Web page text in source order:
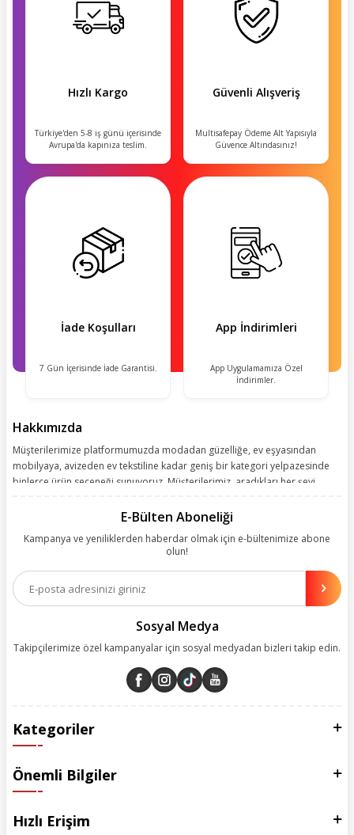
Hızlı Kargo
Türkiye'den 5-8 iş günü içerisinde
Avrupa'da kapınıza teslim.
Güvenli Alışveriş
Multisafepay Ödeme Alt Yapısıyla
Güvence Altındasınız!
İade Koşulları
7 Gün İçerisinde İade Garantisi.
App İndirimleri
App Uygulamamıza Özel
İndirimler.
Hakkımızda
Müşterilerimize platformumuzda modadan güzelliğe, ev eşyasından
mobilyaya, avizeden ev tekstiline kadar geniş bir kategori yelpazesinde
binlerce ürün seçeneği sunuyoruz. Müşterilerimiz, aradıkları her şeyi
kolay, kusursuz ve keyifli bir alışveriş yolculuğu sunarken deneyiminize
olanakları sunuyoruz. Çalışmalarımızı müşterilerimizin memnuniyetini
esas alarak yürütüyoruz.
E-Bülten Aboneliği
Kampanya ve yeniliklerden haberdar olmak için e-bültenimize abone
olun!
Sosyal Medya
Takipçilerimize özel kampanyalar için sosyal medyadan bizleri takip edin.
Kategoriler
Önemli Bilgiler
Hızlı Erişim